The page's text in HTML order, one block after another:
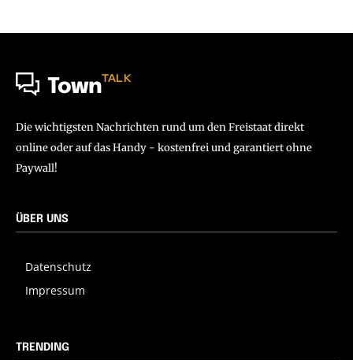
TownTALK
Die wichtigsten Nachrichten rund um den Freistaat direkt
online oder auf das Handy - kostenfrei und garantiert ohne
Paywall!
ÜBER UNS
Datenschutz
Impressum
TRENDING